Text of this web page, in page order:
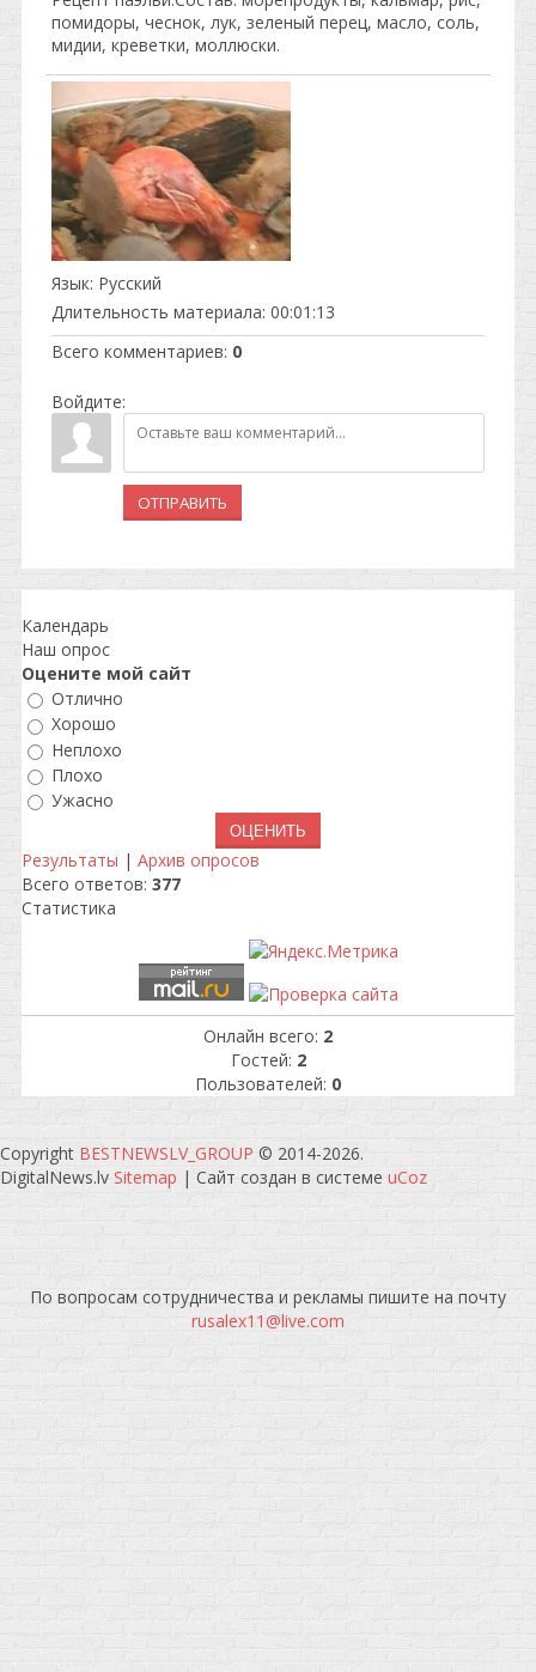
помидоры, чеснок, лук, зеленый перец, масло, соль,
мидии, креветки, моллюски.
Язык: Русский
Длительность материала: 00:01:13
Всего комментариев: 0
Войдите:
ОТПРАВИТЬ
Календарь
Наш опрос
Оцените мой сайт
Отлично
Хорошо
Неплохо
Плохо
Ужасно
Результаты | Архив опросов
Всего ответов: 377
Статистика
Онлайн всего: 2
Гостей: 2
Пользователей: 0
Copyright BESTNEWSLV_GROUP © 2014-2026.
DigitalNews.lv Sitemap | Сайт создан в системе uCoz
По вопросам сотрудничества и рекламы пишите на почту
rusalex11@live.com